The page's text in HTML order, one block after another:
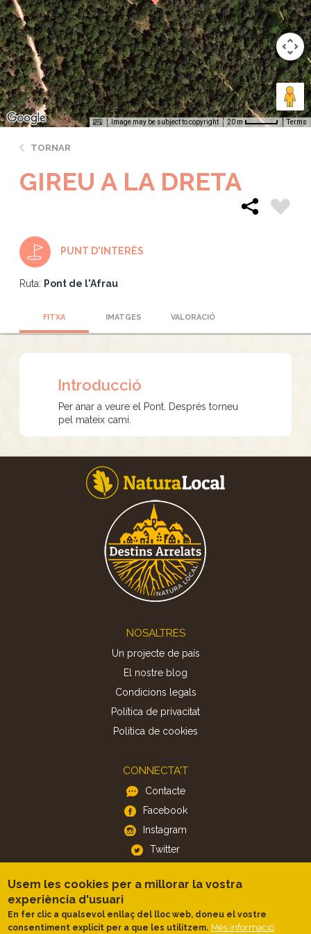
Image may be subject to copyright 20 m Terms
TORNAR
GIREU A LA DRETA
PUNT D'INTERÈS
Ruta: Pont de l'Afrau
FITXA IMATGES VALORACIÓ
Introducció
Per anar a veure el Pont. Després torneu
pel mateix camí.
NOSALTRES
Un projecte de país
El nostre blog
Condicions legals
Política de privacitat
Politica de cookies
CONNECTA'T
Contacte
Facebook
Instagram
Twitter
APP
iOS
Android
Usem les cookies per a millorar la vostra
experiència d'usuari
En fer clic a qualsevol enllaç del lloc web, doneu el vostre
consentiment explícit per a que les utilitzem. Més informació